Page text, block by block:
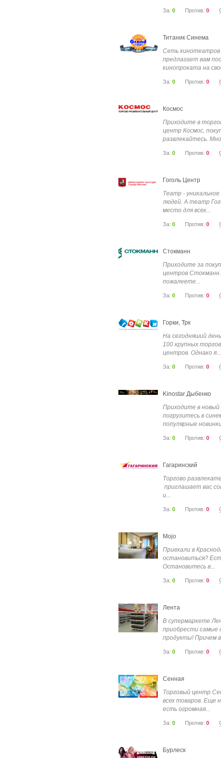
За: 0 Против: 0
Титаник Синема
Сеть
предлагает вам
кинопроката на
За: 0 Против: 0
Космос
Приходите в
центр Космос,
развлекайтесь.
За: 0 Против: 0
Гоголь Центр
Театр -
людей. А театр
место для всех...
За: 0 Против: 0
Стокманн
Приходите за
центров
пожалеете...
За: 0 Против: 0
Горки, Трк
На сегодняший
100 крупных
центров. Однако я...
За: 0 Против: 0
Kinostar Дыбенко
Приходите в новый
погрузитесь в
популярные
За: 0 Против: 0
Гагаринский
Торгово
приглашает вас
и...
За: 0 Против: 0
Mojo
Приехали в
остановиться?
Остановитесь в...
За: 0 Против: 0
Лента
В супермаркете
приобрести самые
продукты! Причем
За: 0 Против: 0
Сенная
Торговый центр
всех товаров. Еще
есть огромная...
За: 0 Против: 0
Бурлеск